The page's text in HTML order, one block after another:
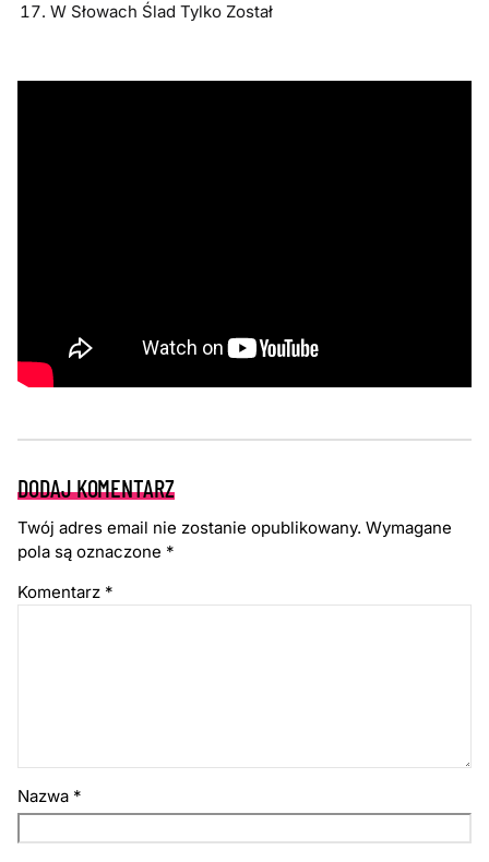
W Słowach Ślad Tylko Został
DODAJ KOMENTARZ
Twój adres email nie zostanie opublikowany. Wymagane
pola są oznaczone *
Komentarz *
Nazwa *